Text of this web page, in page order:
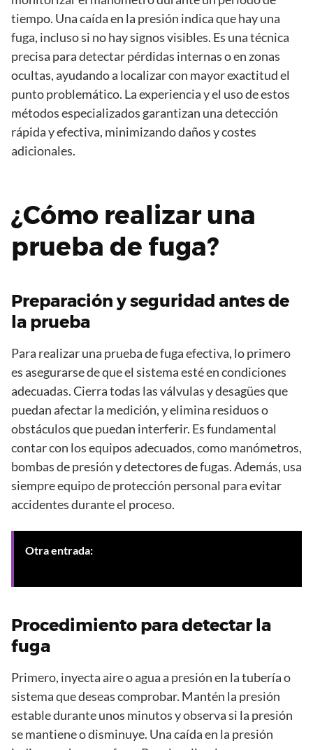
tiempo. Una caída en la presión indica que hay una
fuga, incluso si no hay signos visibles. Es una técnica
precisa para detectar pérdidas internas o en zonas
ocultas, ayudando a localizar con mayor exactitud el
punto problemático. La experiencia y el uso de estos
métodos especializados garantizan una detección
rápida y efectiva, minimizando daños y costes
adicionales.
¿Cómo realizar una
prueba de fuga?
Preparación y seguridad antes de
la prueba
Para realizar una prueba de fuga efectiva, lo primero
es asegurarse de que el sistema esté en condiciones
adecuadas. Cierra todas las válvulas y desagües que
puedan afectar la medición, y elimina residuos o
obstáculos que puedan interferir. Es fundamental
contar con los equipos adecuados, como manómetros,
bombas de presión y detectores de fugas. Además, usa
siempre equipo de protección personal para evitar
accidentes durante el proceso.
Otra entrada:
Procedimiento para detectar la
fuga
Primero, inyecta aire o agua a presión en la tubería o
sistema que deseas comprobar. Mantén la presión
estable durante unos minutos y observa si la presión
se mantiene o disminuye. Una caída en la presión